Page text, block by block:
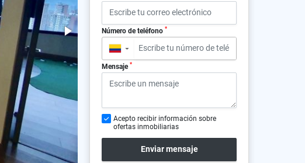
Número de teléfono *
▼
Mensaje *
Acepto recibir información sobre
ofertas inmobiliarias
Enviar mensaje